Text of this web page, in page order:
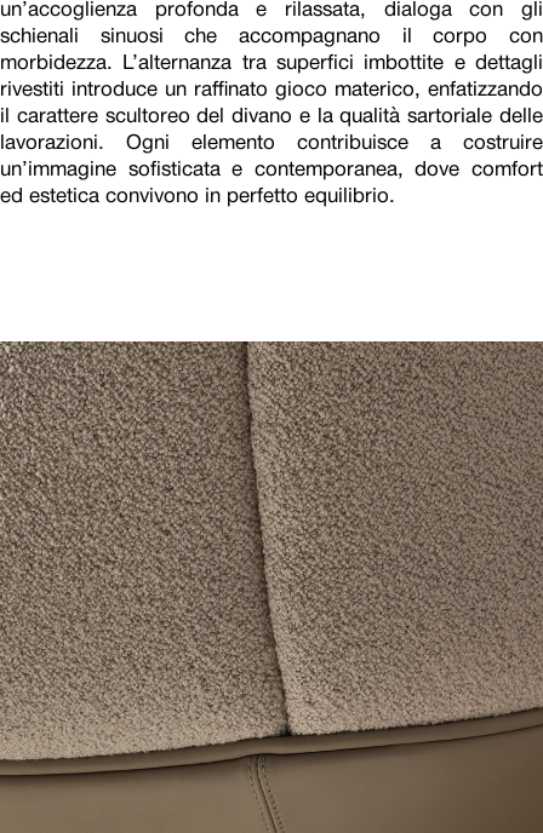
un’accoglienza profonda e rilassata, dialoga con gli
schienali sinuosi che accompagnano il corpo con
morbidezza. L’alternanza tra superfici imbottite e dettagli
rivestiti introduce un raffinato gioco materico, enfatizzando
il carattere scultoreo del divano e la qualità sartoriale delle
lavorazioni. Ogni elemento contribuisce a costruire
un’immagine sofisticata e contemporanea, dove comfort
ed estetica convivono in perfetto equilibrio.